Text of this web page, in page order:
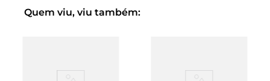
Quem viu, viu também: